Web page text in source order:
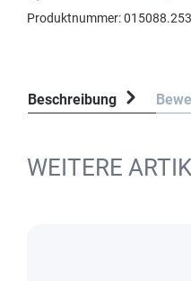
Produktnummer:
Beschreibung
WEITERE